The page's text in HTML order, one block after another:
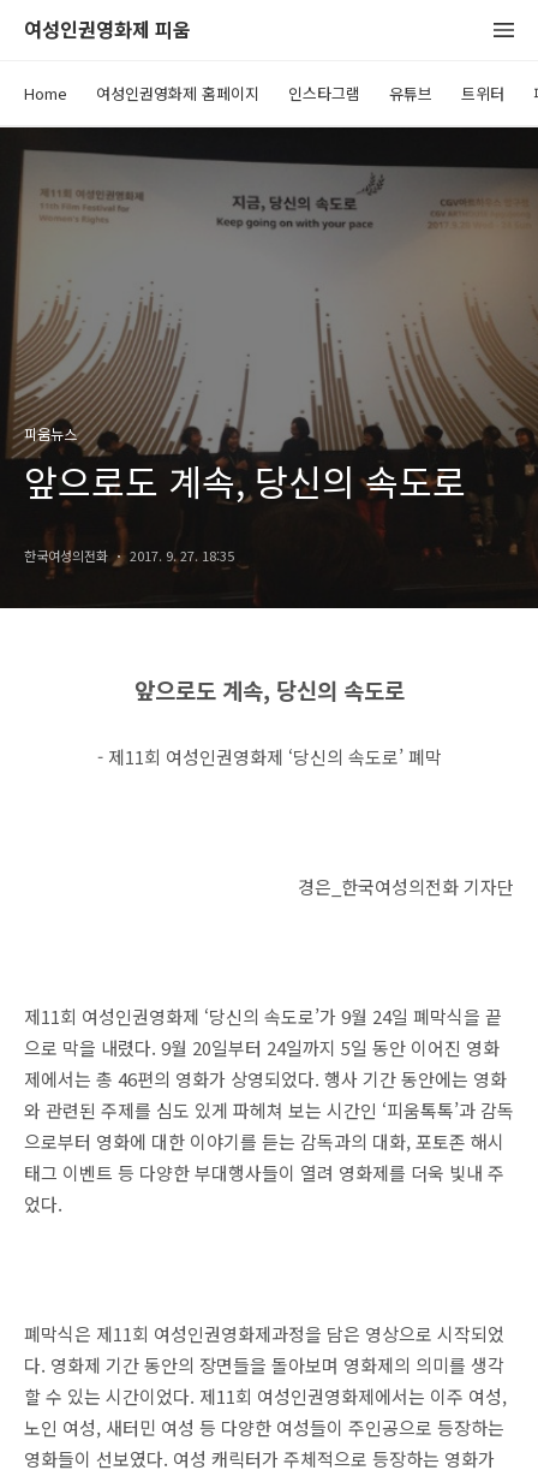
여성인권영화제 피움
Home 여성인권영화제 홈페이지 인스타그램 유튜브 트위터
피움뉴스
앞으로도 계속, 당신의 속도로
한국여성의전화 2017. 9. 27. 18:35
앞으로도 계속, 당신의 속도로
- 제11회 여성인권영화제 ‘당신의 속도로’ 폐막
경은_한국여성의전화 기자단
제11회 여성인권영화제 ‘당신의 속도로’가 9월 24일 폐막식을 끝
으로 막을 내렸다. 9월 20일부터 24일까지 5일 동안 이어진 영화
제에서는 총 46편의 영화가 상영되었다. 행사 기간 동안에는 영화
와 관련된 주제를 심도 있게 파헤쳐 보는 시간인 ‘피움톡톡’과 감독
으로부터 영화에 대한 이야기를 듣는 감독과의 대화, 포토존 해시
태그 이벤트 등 다양한 부대행사들이 열려 영화제를 더욱 빛내 주
었다.
폐막식은 제11회 여성인권영화제과정을 담은 영상으로 시작되었
다. 영화제 기간 동안의 장면들을 돌아보며 영화제의 의미를 생각
할 수 있는 시간이었다. 제11회 여성인권영화제에서는 이주 여성,
노인 여성, 새터민 여성 등 다양한 여성들이 주인공으로 등장하는
영화들이 선보였다. 여성 캐릭터가 주체적으로 등장하는 영화가